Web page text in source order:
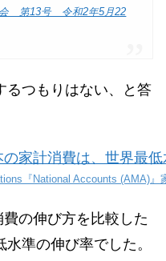
第13号 令和2年5月22
るつもりはない、と答
『National Accounts (AMA)』
の伸び方を比較した
準の伸び率でした。